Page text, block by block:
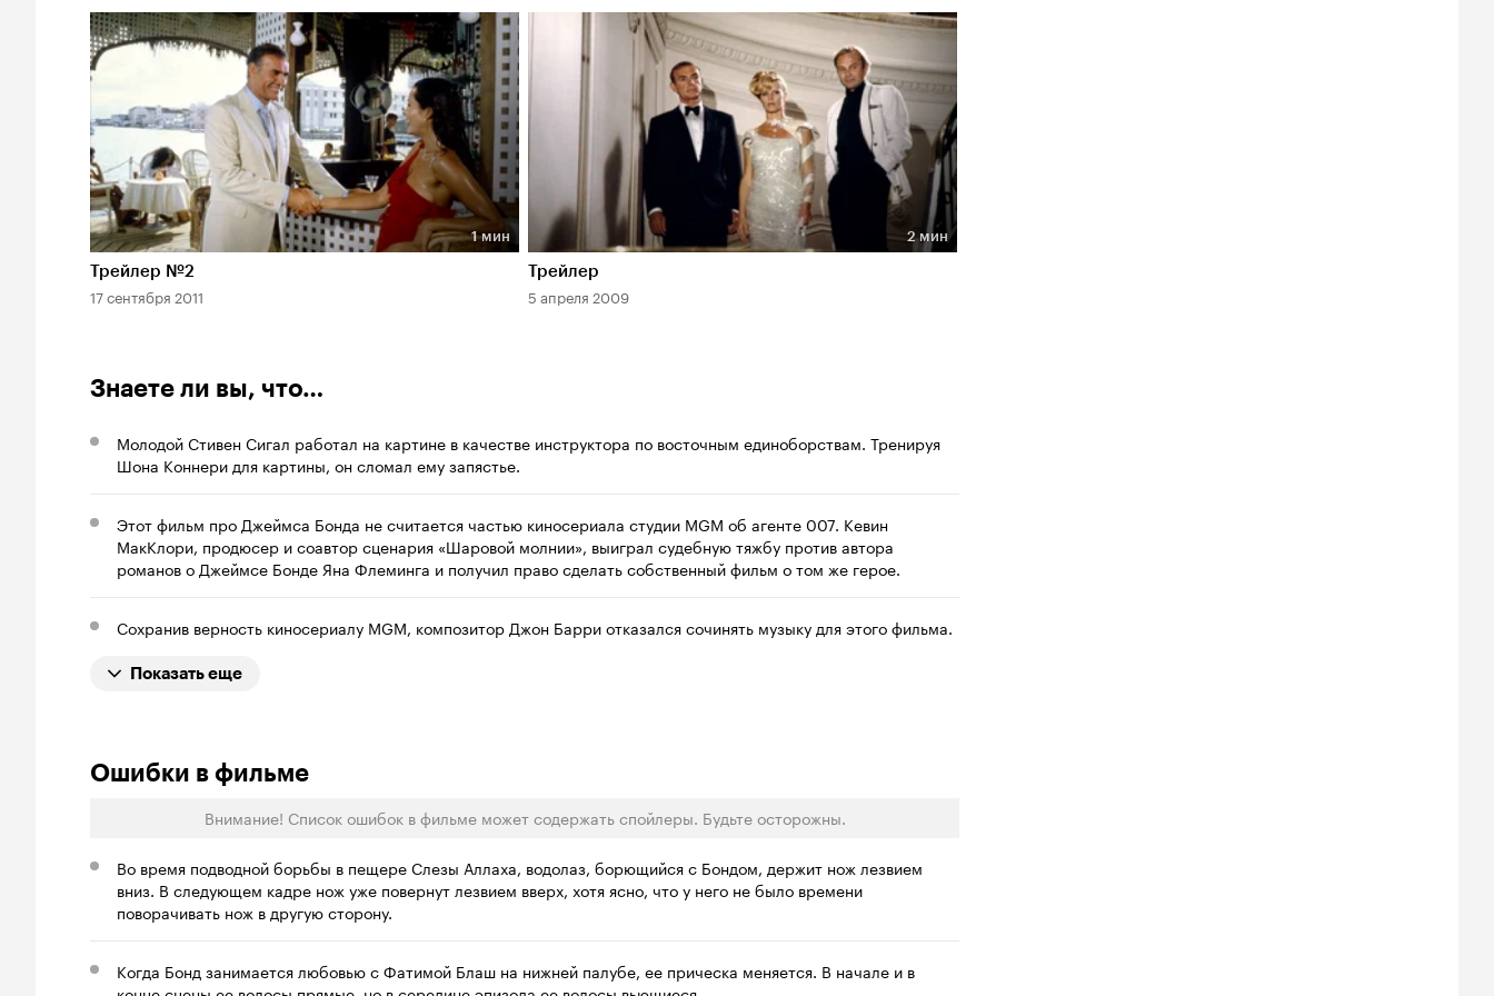
Длительность 1 мин
1 мин
Трейлер №2
17 сентября 2011
Длительность 2 мин
2 мин
Трейлер
5 апреля 2009
Знаете ли вы, что…
Молодой Стивен Сигал работал на картине в качестве инструктора по восточным единоборствам. Тренируя
Шона Коннери для картины, он сломал ему запястье.
Этот фильм про Джеймса Бонда не считается частью киносериала студии MGM об агенте 007. Кевин
МакКлори, продюсер и соавтор сценария «Шаровой молнии», выиграл судебную тяжбу против автора
романов о Джеймсе Бонде Яна Флеминга и получил право сделать собственный фильм о том же герое.
Сохранив верность киносериалу MGM, композитор Джон Барри отказался сочинять музыку для этого фильма.
Показать еще
Ошибки в фильме
Внимание! Список ошибок в фильме может содержать спойлеры. Будьте осторожны.
Во время подводной борьбы в пещере Слезы Аллаха, водолаз, борющийся с Бондом, держит нож лезвием
вниз. В следующем кадре нож уже повернут лезвием вверх, хотя ясно, что у него не было времени
поворачивать нож в другую сторону.
Когда Бонд занимается любовью с Фатимой Блаш на нижней палубе, ее прическа меняется. В начале и в